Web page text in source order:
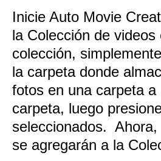
Inicie Auto Movie
la Colección de
colección,
la carpeta donde
fotos en una carpeta
carpeta, luego
seleccionados.
se agregarán a la